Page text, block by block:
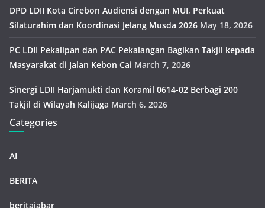
DPD LDII Kota Cirebon Audiensi dengan MUI, Perkuat
Silaturahim dan Koordinasi Jelang Musda 2026 May 18, 2026
PC LDII Pekalipan dan PAC Pekalangan Bagikan Takjil kepada
Masyarakat di Jalan Kebon Cai March 7, 2026
Sinergi LDII Harjamukti dan Koramil 0614-02 Berbagi 200
Takjil di Wilayah Kalijaga March 6, 2026
Categories
AI
BERITA
beritajabar